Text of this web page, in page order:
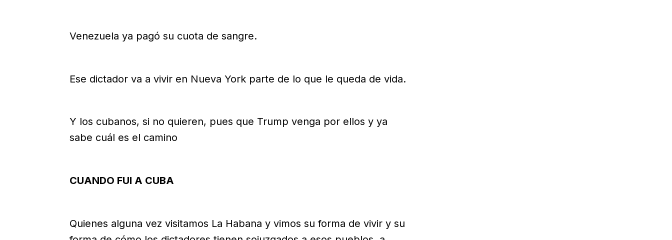
Venezuela ya pagó su cuota de sangre.
Ese dictador va a vivir en Nueva York parte de lo que le queda de vida.
Y los cubanos, si no quieren, pues que Trump venga por ellos y ya
sabe cuál es el camino
CUANDO FUI A CUBA
Quienes alguna vez visitamos La Habana y vimos su forma de vivir y su